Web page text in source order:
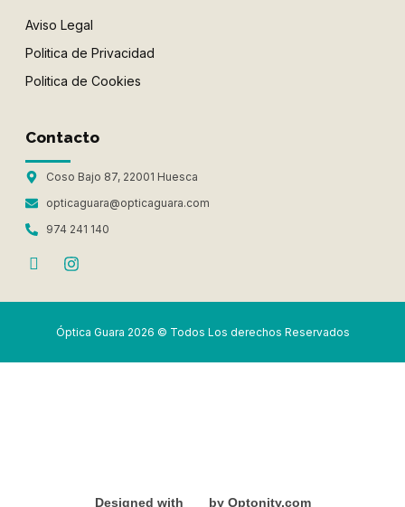
Aviso Legal
Politica de Privacidad
Politica de Cookies
Contacto
Coso Bajo 87, 22001 Huesca
opticaguara@opticaguara.com
974 241 140
Óptica Guara 2026 © Todos Los derechos Reservados
Designed with by Optonity.com